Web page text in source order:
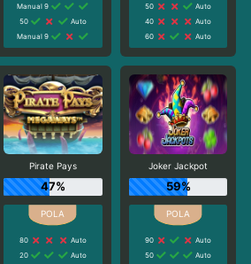
Manual 9
50
Auto
Manual 9
50
Auto
40
Auto
60
Auto
Pirate Pays
47%
80
Auto
20
Auto
Joker Jackpot
59%
90
Auto
50
Auto